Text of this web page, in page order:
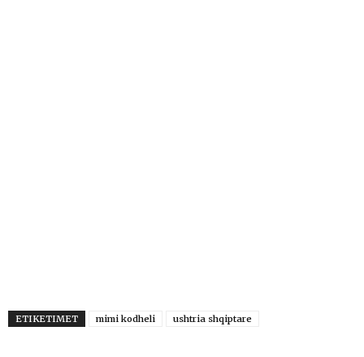
ETIKETIMET mimi kodheli ushtria shqiptare